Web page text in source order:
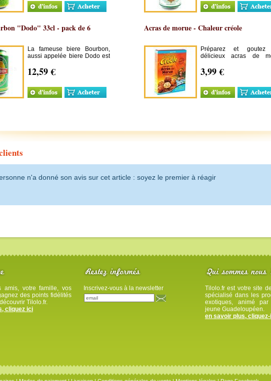
"Dodo" 33cl - pack de 6
La fameuse biere Bourbon,
aussi appelée biere Dodo est
Réunion.
12,59 €
Acras de morue - Chaleur créole
Préparez et goutez
délicieux acras de
Chaleur créole, vous
pourrez plus vous en
3,99 €
n'a donné son avis sur cet article : soyez le premier à réagir
amis, votre famille, vos
des points fidélités
Tilolo.fr.
cliquez ici
Inscrivez-vous à la newsletter
Tilolo.fr est votre site
spécialisé dans les
exotiques, animé
jeune Guadeloupéen.
en savoir plus,